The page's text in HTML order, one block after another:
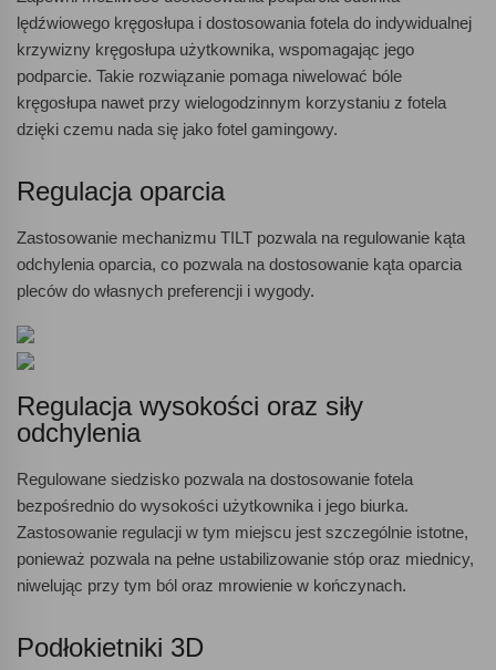
lędźwiowego kręgosłupa i dostosowania fotela do indywidualnej
krzywizny kręgosłupa użytkownika, wspomagając jego
podparcie. Takie rozwiązanie pomaga niwelować bóle
kręgosłupa nawet przy wielogodzinnym korzystaniu z fotela
dzięki czemu nada się jako fotel gamingowy.
Regulacja oparcia
Zastosowanie mechanizmu TILT pozwala na regulowanie kąta
odchylenia oparcia, co pozwala na dostosowanie kąta oparcia
pleców do własnych preferencji i wygody.
Regulacja wysokości oraz siły
odchylenia
Regulowane siedzisko pozwala na dostosowanie fotela
bezpośrednio do wysokości użytkownika i jego biurka.
Zastosowanie regulacji w tym miejscu jest szczególnie istotne,
ponieważ pozwala na pełne ustabilizowanie stóp oraz miednicy,
niwelując przy tym ból oraz mrowienie w kończynach.
Podłokietniki 3D